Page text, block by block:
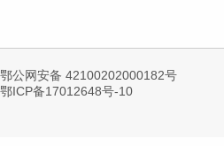
鄂公网安备 42100202000182号
鄂ICP备17012648号-10